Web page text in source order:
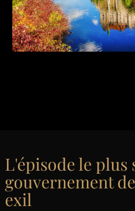
L'épisode le plus
gouvernement
exil